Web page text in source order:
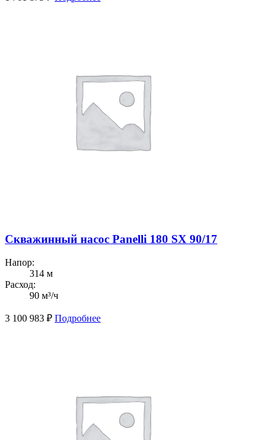
Скважинный насос Panelli 180 SX 90/17
Напор:
314 м
Расход:
90 м³/ч
3 100 983 ₽ Подробнее